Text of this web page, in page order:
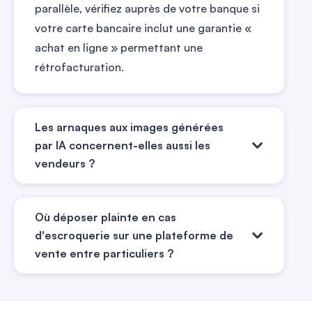
parallèle, vérifiez auprès de votre banque si
votre carte bancaire inclut une garantie «
achat en ligne » permettant une
rétrofacturation.
Les arnaques aux images générées
par IA concernent-elles aussi les
vendeurs ?
victimes de cette nouvelle fraude. Des
acheteurs malhonnêtes fabriquent de
fausses photos montrant un article
Où déposer plainte en cas
d'escroquerie sur une plateforme de
vente entre particuliers ?